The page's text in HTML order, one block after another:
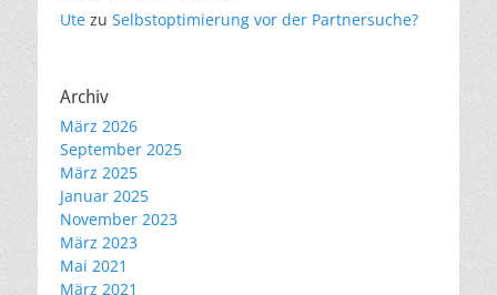
Ute zu Selbstoptimierung vor der Partnersuche?
Archiv
März 2026
September 2025
März 2025
Januar 2025
November 2023
März 2023
Mai 2021
März 2021